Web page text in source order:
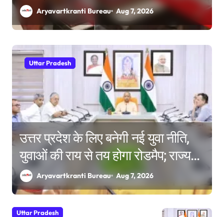
Aryavartkranti Bureau Aug 7, 2026
Uttar Pradesh
उत्तर प्रदेश के लिए बनेगी नई युवा नीति,
युवाओं की राय से तय होगा रोडमैप; राज्य
युवा आयोग के गठन पर भी मंथन
Aryavartkranti Bureau Aug 7, 2026
Uttar Pradesh